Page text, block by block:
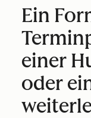
Ein
einer
oder